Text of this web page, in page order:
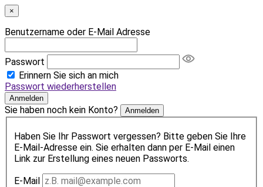
×
Benutzername oder E-Mail Adresse
Passwort
Erinnern Sie sich an mich
Passwort wiederherstellen
Anmelden
Sie haben noch kein Konto? Anmelden
Haben Sie Ihr Passwort vergessen? Bitte geben Sie Ihre
E-Mail-Adresse ein. Sie erhalten dann per E-Mail einen
Link zur Erstellung eines neuen Passworts.
E-Mail